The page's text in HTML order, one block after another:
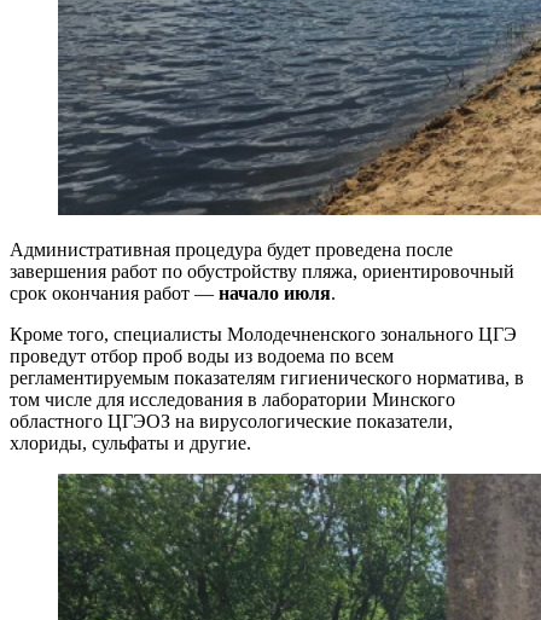
Административная процедура будет проведена после
завершения работ по обустройству пляжа, ориентировочный
срок окончания работ — начало июля.
Кроме того, специалисты Молодечненского зонального ЦГЭ
проведут отбор проб воды из водоема по всем
регламентируемым показателям гигиенического норматива, в
том числе для исследования в лаборатории Минского
областного ЦГЭОЗ на вирусологические показатели,
хлориды, сульфаты и другие.